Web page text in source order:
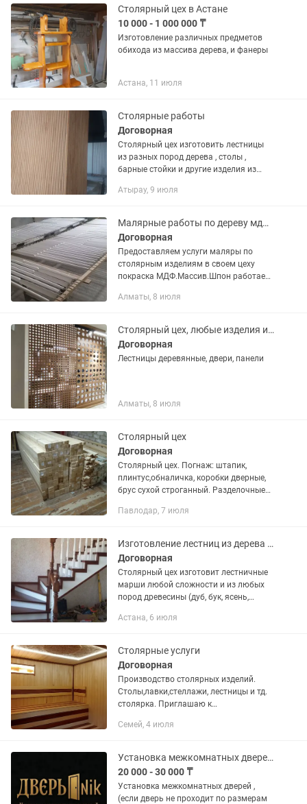
строительных,...
Столярный цех в Астане
10 000 - 1 000 000 ₸
Изготовление различных предметов
обихода из массива дерева, и фанеры
Астана, 11 июля
Столярные работы
Договорная
Столярный цех изготовить лестницы
из разных пород дерева , столы ,
барные стойки и другие изделия из
Атырау, 9 июля
Малярные работы по дереву мдф шпон фанера
Договорная
Предоставляем услуги маляры по
столярным изделиям в своем цеху
покраска МДФ.Массив.Шпон работаем
квадрат писать
Алматы, 8 июля
Столярный цех, любые изделия из дерева
Договорная
Лестницы деревянные, двери, панели
Алматы, 8 июля
Столярный цех
Договорная
Столярный цех. Погнаж: штапик,
плинтус,обналичка, коробки дверные,
брус сухой строганный. Разделочные
Токарные работы по дереву И др.
Павлодар, 7 июля
Изготовление лестниц из дерева также на металлокаркасе.
Договорная
Столярный цех изготовит лестничные
марши любой сложности и из любых
пород древесины (дуб, бук, ясень,
Сегодня можем изготовить.
Астана, 6 июля
Столярные услуги
Договорная
Производство столярных изделий.
Столы,лавки,стеллажи, лестницы и тд.
столярка. Приглашаю к
молдинги,ножки для мебели тип
строительных,...
Семей, 4 июля
Установка межкомнатных дверей. Доборки . Лестницы. столярный цех. Распил.
20 000 - 30 000 ₸
Установка межкомнатных дверей ,
(если дверь не проходит по размерам